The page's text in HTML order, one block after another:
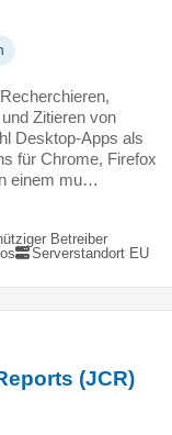
Zitieren von
Desktop-Apps als
für Chrome, Firefox
einem mu…
Betreiber
Serverstandort EU
(JCR)